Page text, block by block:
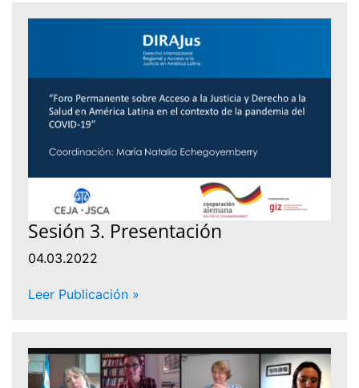
Sesión 3. Presentación
04.03.2022
Leer Publicación »